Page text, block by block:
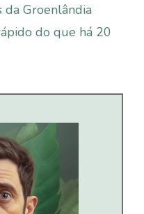
da Groenlândia
do que há 20